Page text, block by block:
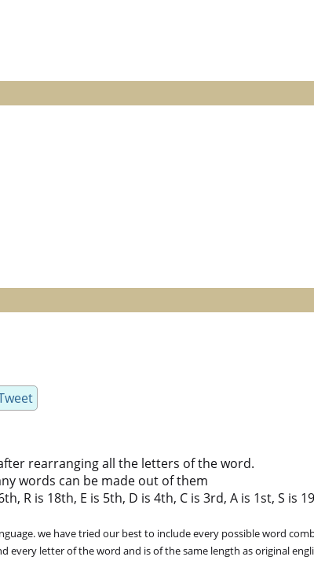
rearranging all the letters of the word.
words can be made out of them
is 18th, E is 5th, D is 4th, C is 3rd, A is 1st, S is
we have tried our best to include every possible word
letter of the word and is of the same length as original